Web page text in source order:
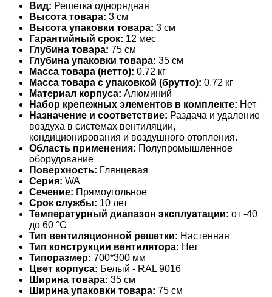
Вид: Решетка однорядная
Высота товара: 3 см
Высота упаковки товара: 3 см
Гарантийный срок: 12 мес
Глубина товара: 75 см
Глубина упаковки товара: 35 см
Масса товара (нетто): 0.72 кг
Масса товара с упаковкой (брутто): 0.72 кг
Материал корпуса: Алюминий
Набор крепежных элементов в комплекте: Нет
Назначение и соответствие: Раздача и удаление
воздуха в системах вентиляции,
кондиционирования и воздушного отопления.
Область применения: Полупромышленное
оборудование
Поверхность: Глянцевая
Серия: WA
Сечение: Прямоугольное
Срок службы: 10 лет
Температурный диапазон эксплуатации: от -40
до 60 °С
Тип вентиляционной решетки: Настенная
Тип конструкции вентилятора: Нет
Типоразмер: 700*300 мм
Цвет корпуса: Белый - RAL 9016
Ширина товара: 35 см
Ширина упаковки товара: 75 см